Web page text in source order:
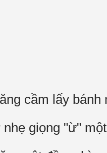
cầm lấy
giọng "ừ"